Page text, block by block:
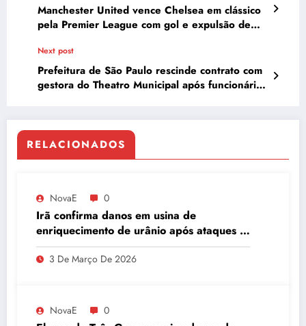
Manchester United vence Chelsea em clássico
pela Premier League com gol e expulsão de
Next post
Prefeitura de São Paulo rescinde contrato com
gestora do Theatro Municipal após funcionário
RELACIONADOS
NovaE 0
Irã confirma danos em usina de
enriquecimento de urânio após ataques e
embaixador evita detalhes sobre
quantidade de urânio enriquecido
3 De Março De 2026
NovaE 0